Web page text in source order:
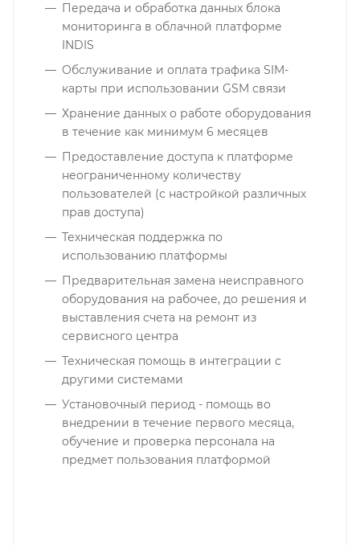
Передача и обработка данных блока
мониторинга в облачной платформе
INDIS
Обслуживание и оплата трафика SIM-
карты при использовании GSM связи
Хранение данных о работе оборудования
в течение как минимум 6 месяцев
Предоставление доступа к платформе
неограниченному количеству
пользователей (с настройкой различных
прав доступа)
Техническая поддержка по
использованию платформы
Предварительная замена неисправного
оборудования на рабочее, до решения и
выставления счета на ремонт из
сервисного центра
Техническая помощь в интеграции с
другими системами
Установочный период - помощь во
внедрении в течение первого месяца,
обучение и проверка персонала на
предмет пользования платформой